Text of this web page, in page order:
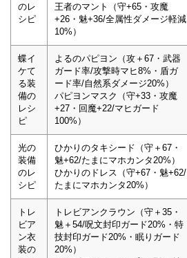
のレ
シピ
王者のマント（守+65・攻魔
+26・魅+36/全属性ダメージ軽減
10%）
蝶イ
ケて
る装
備の
レシ
ピ
よるのパピヨン（攻＋67・武器
ガード率/攻撃時マヒ8%・盾ガ
ード率/自然系ダメージ20%）
パピヨンマスク（守+33・攻魔
+27・回魔+22/マヒガード
100%）
光の
装備
のレ
シピ
ひかりのタキシード（守＋67・
魅+62/たまにマホカンタ20%）
ひかりのドレス（守+67・魅+62/
たまにマホカンタ20%）
トレ
ビア
ン衣
装の
トレビアンクラウン（守＋35・
魅＋54/呪文封印ガード20%・特
技封印ガード20%・眠りガード
20%）